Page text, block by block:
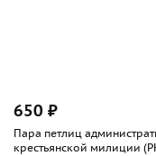
650 ₽
Пара петлиц
крестьянской милиции